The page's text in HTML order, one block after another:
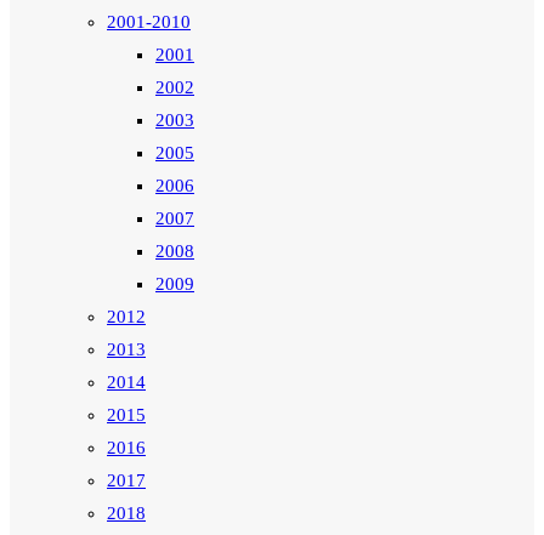
2001-2010
2001
2002
2003
2005
2006
2007
2008
2009
2012
2013
2014
2015
2016
2017
2018